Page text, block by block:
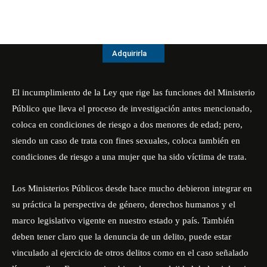
Adquirirla
El incumplimiento de la Ley que rige las funciones del Ministerio
Público que lleva el proceso de investigación antes mencionado,
coloca en condiciones de riesgo a dos menores de edad; pero,
siendo un caso de trata con fines sexuales, coloca también en
condiciones de riesgo a una mujer que ha sido víctima de trata.
Los Ministerios Públicos desde hace mucho debieron integrar en
su práctica la perspectiva de género, derechos humanos y el
marco legislativo vigente en nuestro estado y país. También
deben tener claro que la denuncia de un delito, puede estar
vinculado al ejercicio de otros delitos como en el caso señalado